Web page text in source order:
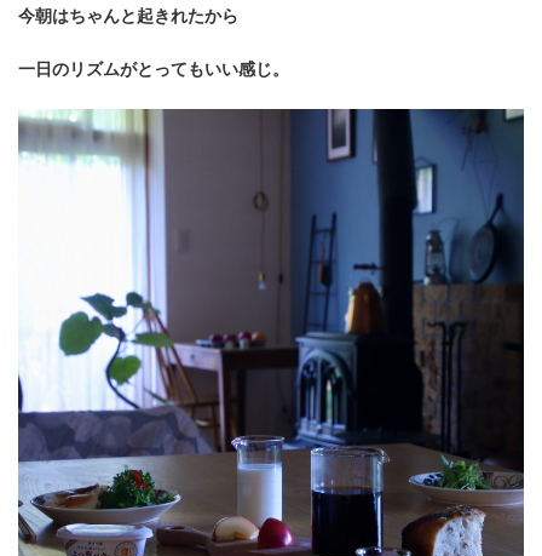
今朝はちゃんと起きれたから
一日のリズムがとってもいい感じ。